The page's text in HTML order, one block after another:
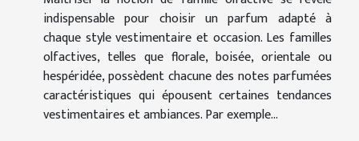
indispensable pour choisir un parfum adapté à
chaque style vestimentaire et occasion. Les familles
olfactives, telles que florale, boisée, orientale ou
hespéridée, possèdent chacune des notes parfumées
caractéristiques qui épousent certaines tendances
vestimentaires et ambiances. Par exemple...